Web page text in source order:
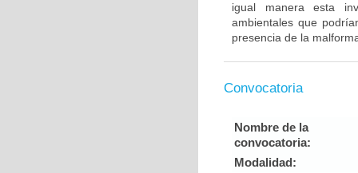
igual manera esta
ambientales que
presencia de la
Convocatoria
Nombre de la
convocatoria:
Modalidad: